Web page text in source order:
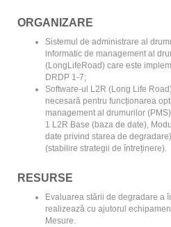
ORGANIZARE
Sistemul de administrare al
informatic de management al
(LongLifeRoad) care este
DRDP 1-7;
Software-ul L2R (Long Life
necesară pentru funcționarea
management al drumurilor
1 L2R Base (baza de date),
date privind starea de
(stabilire strategii de întreținere).
RESURSE
Evaluarea stării de degradare a
realizează cu ajutorul
Mesure.